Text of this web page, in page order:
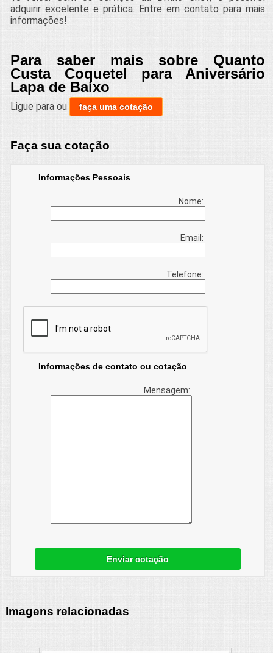
adquirir excelente e prática. Entre em contato para mais
informações!
Para saber mais sobre Quanto
Custa Coquetel para Aniversário
Lapa de Baixo
Ligue paraou faça uma cotação
Faça sua cotação
Informações Pessoais
Nome:
Email:
Telefone:
Informações de contato ou cotação
Mensagem:
Enviar cotação
Imagens relacionadas